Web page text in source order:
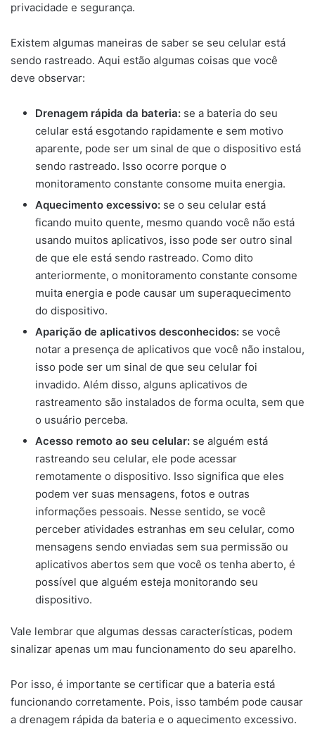
privacidade e segurança.
Existem algumas maneiras de saber se seu celular está
sendo rastreado. Aqui estão algumas coisas que você
deve observar:
Drenagem rápida da bateria: se a bateria do seu
celular está esgotando rapidamente e sem motivo
aparente, pode ser um sinal de que o dispositivo está
sendo rastreado. Isso ocorre porque o
monitoramento constante consome muita energia.
Aquecimento excessivo: se o seu celular está
ficando muito quente, mesmo quando você não está
usando muitos aplicativos, isso pode ser outro sinal
de que ele está sendo rastreado. Como dito
anteriormente, o monitoramento constante consome
muita energia e pode causar um superaquecimento
do dispositivo.
Aparição de aplicativos desconhecidos: se você
notar a presença de aplicativos que você não instalou,
isso pode ser um sinal de que seu celular foi
invadido. Além disso, alguns aplicativos de
rastreamento são instalados de forma oculta, sem que
o usuário perceba.
Acesso remoto ao seu celular: se alguém está
rastreando seu celular, ele pode acessar
remotamente o dispositivo. Isso significa que eles
podem ver suas mensagens, fotos e outras
informações pessoais. Nesse sentido, se você
perceber atividades estranhas em seu celular, como
mensagens sendo enviadas sem sua permissão ou
aplicativos abertos sem que você os tenha aberto, é
possível que alguém esteja monitorando seu
dispositivo.
Vale lembrar que algumas dessas características, podem
sinalizar apenas um mau funcionamento do seu aparelho.
Por isso, é importante se certificar que a bateria está
funcionando corretamente. Pois, isso também pode causar
a drenagem rápida da bateria e o aquecimento excessivo.